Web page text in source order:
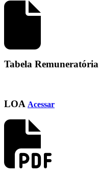
Tabela Remuneratória
LOA Acessar